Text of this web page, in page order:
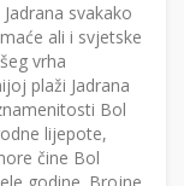
svakako
ali i svjetske
vrha
plaži Jadrana
Bol
lijepote,
čine Bol